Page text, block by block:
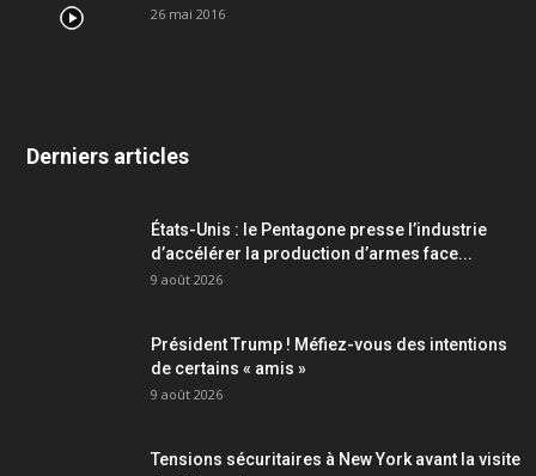
26 mai 2016
Derniers articles
États-Unis : le Pentagone presse l’industrie
d’accélérer la production d’armes face...
9 août 2026
Président Trump ! Méfiez-vous des intentions
de certains « amis »
9 août 2026
Tensions sécuritaires à New York avant la visite